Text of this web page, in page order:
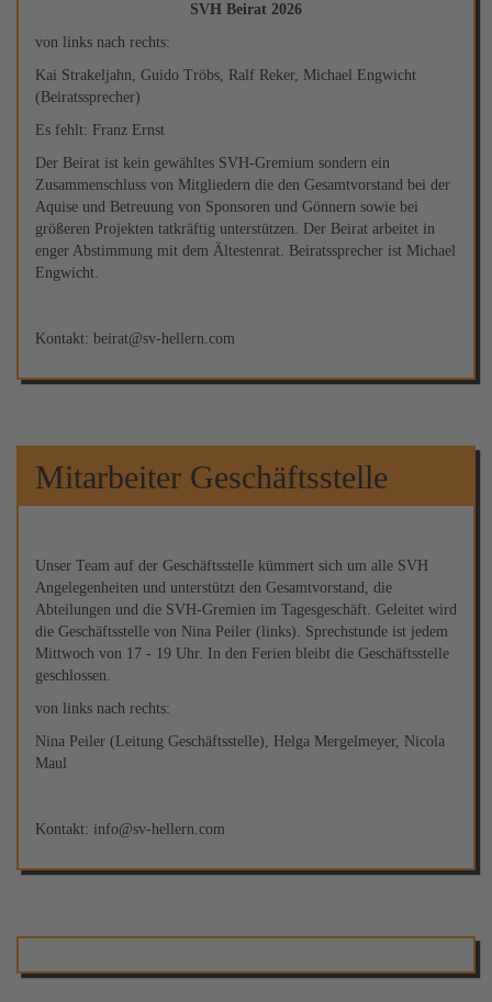
SVH Beirat 2026
von links nach rechts:
Kai Strakeljahn, Guido Tröbs, Ralf Reker, Michael Engwicht
(Beiratssprecher)
Es fehlt: Franz Ernst
Der Beirat ist kein gewähltes SVH-Gremium sondern ein
Zusammenschluss von Mitgliedern die den Gesamtvorstand bei der
Aquise und Betreuung von Sponsoren und Gönnern sowie bei
größeren Projekten tatkräftig unterstützen. Der Beirat arbeitet in
enger Abstimmung mit dem Ältestenrat. Beiratssprecher ist Michael
Engwicht.
Kontakt: beirat@sv-hellern.com
Mitarbeiter Geschäftsstelle
Unser Team auf der Geschäftsstelle kümmert sich um alle SVH
Angelegenheiten und unterstützt den Gesamtvorstand, die
Abteilungen und die SVH-Gremien im Tagesgeschäft. Geleitet wird
die Geschäftsstelle von Nina Peiler (links). Sprechstunde ist jedem
Mittwoch von 17 - 19 Uhr. In den Ferien bleibt die Geschäftsstelle
geschlossen.
von links nach rechts:
Nina Peiler (Leitung Geschäftsstelle), Helga Mergelmeyer, Nicola
Maul
Kontakt: info@sv-hellern.com